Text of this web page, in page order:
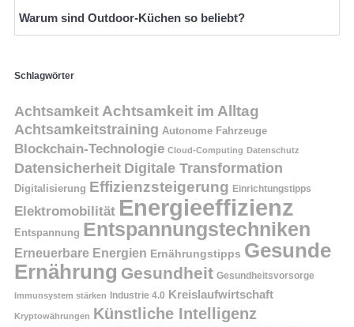
Warum sind Outdoor-Küchen so beliebt?
Schlagwörter
Achtsamkeit Achtsamkeit im Alltag
Achtsamkeitstraining Autonome Fahrzeuge
Blockchain-Technologie Cloud-Computing Datenschutz
Datensicherheit Digitale Transformation
Digitalisierung Effizienzsteigerung Einrichtungstipps
Elektromobilität Energieeffizienz
Entspannung Entspannungstechniken
Erneuerbare Energien Ernährungstipps Gesunde
Ernährung Gesundheit Gesundheitsvorsorge
Immunsystem stärken Industrie 4.0 Kreislaufwirtschaft
Kryptowährungen Künstliche Intelligenz